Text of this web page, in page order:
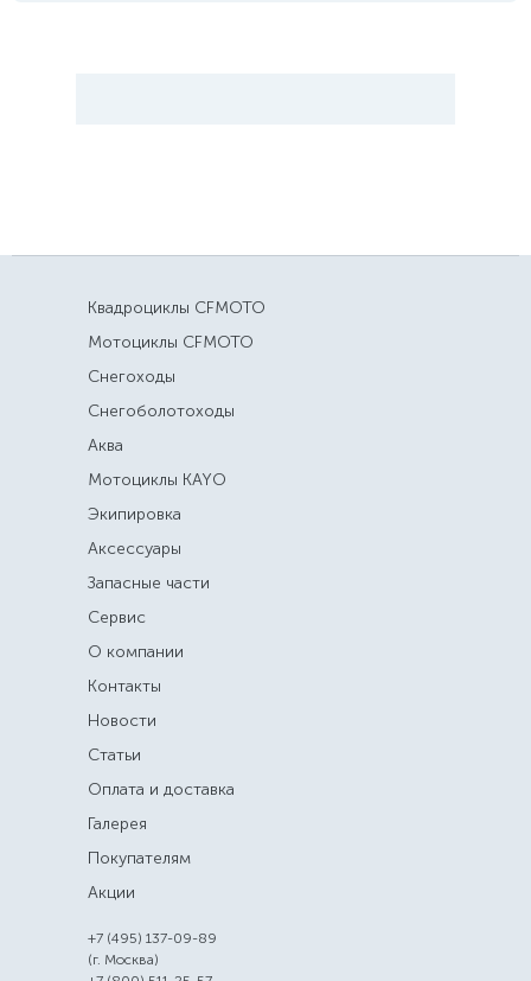
Квадроциклы CFMOTO
Мотоциклы CFMOTO
Снегоходы
Снегоболотоходы
Аква
Мотоциклы KAYO
Экипировка
Аксессуары
Запасные части
Сервис
О компании
Контакты
Новости
Статьи
Оплата и доставка
Галерея
Покупателям
Акции
+7 (495) 137-09-89
(г. Москва)